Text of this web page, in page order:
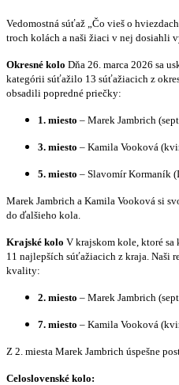
Vedomostná súťaž „Čo vieš o
troch kolách a naši žiaci v nej dosiahli
Okresné kolo Dňa 26. marca 2026 sa
kategórii súťažilo 13 súťažiacich z
obsadili popredné priečky:
1. miesto – Marek Jambrich
3. miesto – Kamila Vooková
5. miesto – Slavomír Kormaník
Marek Jambrich a Kamila Vooková si
do ďalšieho kola.
Krajské kolo V krajskom kole, ktoré
11 najlepších súťažiacich z kraja. Naši
kvality:
2. miesto – Marek Jambrich
7. miesto – Kamila Vooková
Z 2. miesta Marek Jambrich úspešne
Celoslovenské kolo: